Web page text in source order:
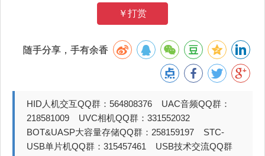
￥打赏
随手分享，手有余香
HID人机交互QQ群：564808376 UAC音频QQ群：
218581009 UVC相机QQ群：331552032
BOT&UASP大容量存储QQ群：258159197 STC-
USB单片机QQ群：315457461 USB技术交流QQ群